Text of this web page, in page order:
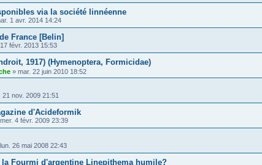
via la société linnéenne
1 avr. 2014 14:24
France [Belin]
févr. 2013 15:53
1917) (Hymenoptera, Formicidae)
» mar. 22 juin 2010 18:52
21 nov. 2009 21:51
d'Acideformik
mer. 4 févr. 2009 23:39
lun. 26 mai 2008 22:43
Fourmi d'argentine Linepithema humile?